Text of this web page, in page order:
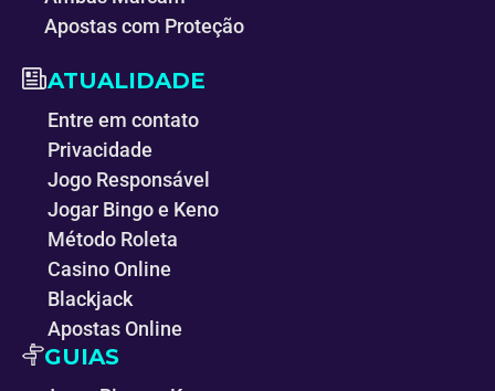
Apostas com Proteção
ATUALIDADE
Entre em contato
Privacidade
Jogo Responsável
Jogar Bingo e Keno
Método Roleta
Casino Online
Blackjack
Apostas Online
GUIAS